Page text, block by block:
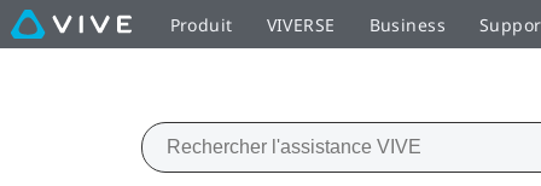
Produit VIVERSE Business